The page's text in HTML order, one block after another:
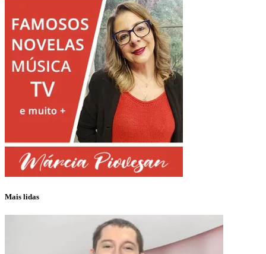
Mais lidas